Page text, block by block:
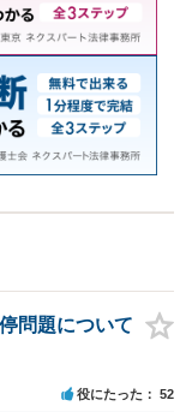
問題について
役にたった 52